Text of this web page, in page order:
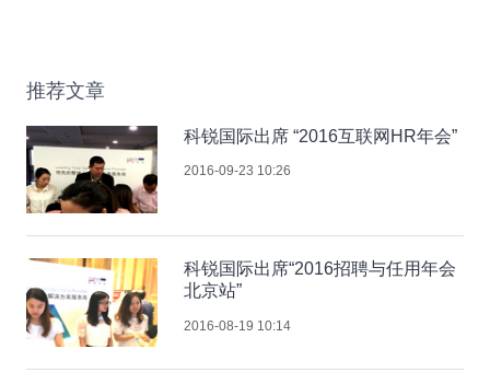
推荐文章
科锐国际出席 “2016互联网HR年会”
2016-09-23 10:26
科锐国际出席“2016招聘与任用年会
北京站”
2016-08-19 10:14